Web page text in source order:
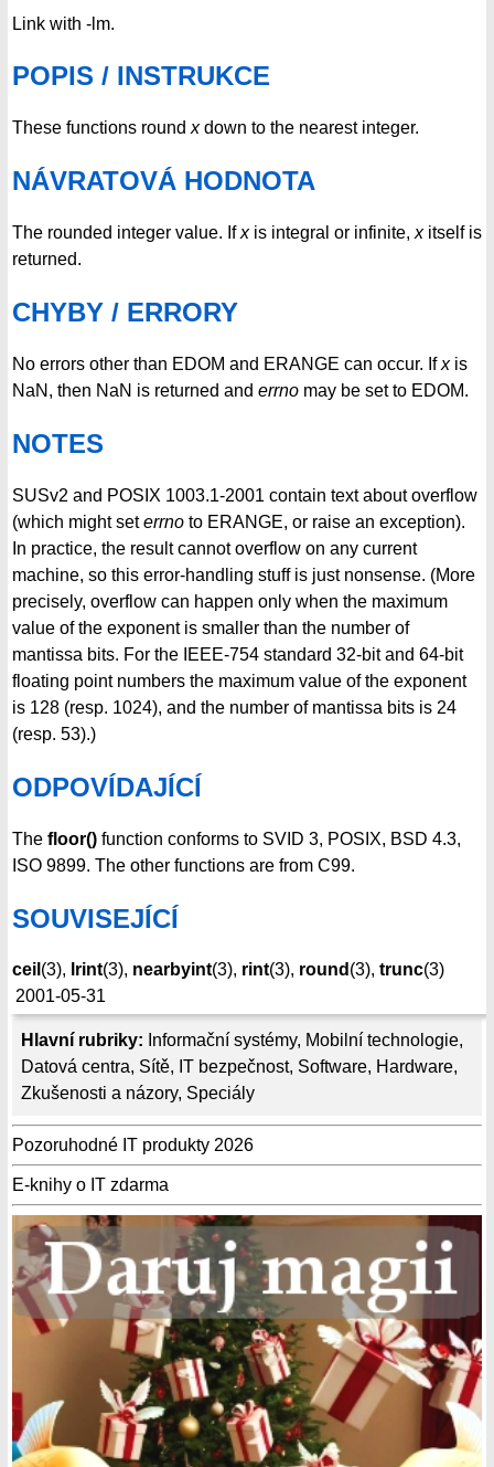
Hlavní rubriky: Informační systémy, Mobilní technologie,
Datová centra, Sítě, IT bezpečnost, Software, Hardware,
Zkušenosti a názory, Speciály
Pozoruhodné IT produkty 2026
E-knihy o IT zdarma
Link with -lm.
POPIS / INSTRUKCE
These functions round xdown to the nearest integer.
NÁVRATOVÁ HODNOTA
The rounded integer value. Ifxis integral or infinite, xitself is
returned.
CHYBY / ERRORY
No errors other than EDOM and ERANGE can occur. Ifxis
NaN, then NaN is returned and errno may be set to EDOM.
NOTES
SUSv2 and POSIX 1003.1-2001 contain text about overflow
(which might seterrno to ERANGE, or raise an exception).
In practice, the result cannot overflow on any current
machine, so this error-handling stuff is just nonsense. (More
precisely, overflow can happen only when the maximum
value of the exponent is smaller than the number of
mantissa bits. For the IEEE-754 standard 32-bit and 64-bit
floating point numbers the maximum value of the exponent
is 128 (resp. 1024), and the number of mantissa bits is 24
(resp. 53).)
ODPOVÍDAJÍCÍ
The floor() function conforms to SVID 3, POSIX, BSD 4.3,
ISO 9899. The other functions are from C99.
SOUVISEJÍCÍ
ceil (3), lrint(3), nearbyint(3), rint(3), round (3), trunc(3)
2001-05-31